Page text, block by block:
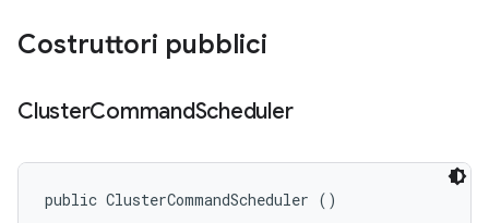
Costruttori pubblici
ClusterCommandScheduler
public ClusterCommandScheduler ()